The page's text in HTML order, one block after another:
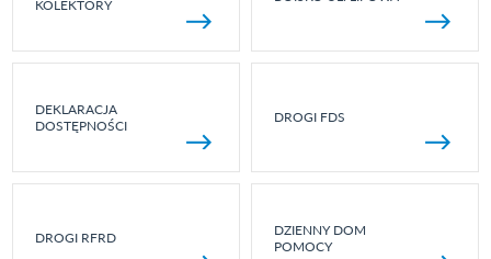
KOLEKTORY
DEKLARACJA
DOSTĘPNOŚCI
DROGI FDS
DROGI RFRD
DZIENNY DOM
POMOCY